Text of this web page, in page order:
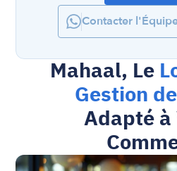
Contacter
Mahaal, Le
Gestion
Adapté à